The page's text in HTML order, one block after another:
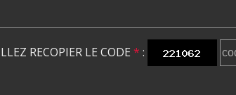
RECOPIER LE CODE * :